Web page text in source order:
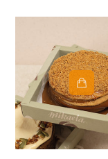
i
Arequipe